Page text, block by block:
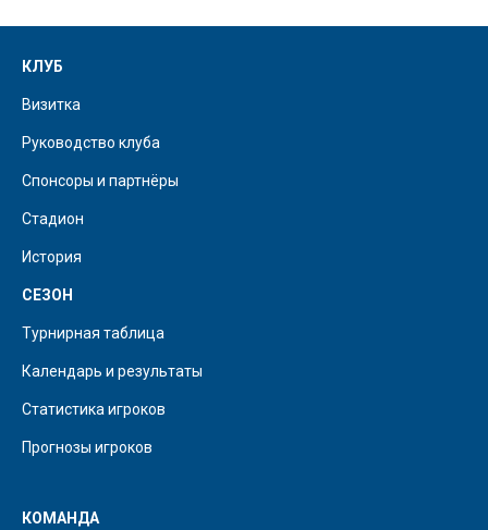
КЛУБ
Визитка
Руководство клуба
Спонсоры и партнёры
Стадион
История
СЕЗОН
Турнирная таблица
Календарь и результаты
Статистика игроков
Прогнозы игроков
КОМАНДА